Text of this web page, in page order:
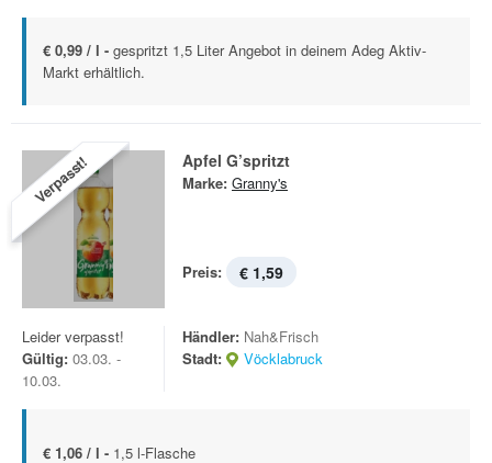
€ 0,99 / l - gespritzt 1,5 Liter Angebot in deinem Adeg Aktiv-
Markt erhältlich.
Verpasst! Apfel G’spritzt
Marke: Granny's
Preis: € 1,59
Leider verpasst!
Gültig: 03.03. -
10.03.
Händler: Nah&Frisch
Stadt:
Vöcklabruck
€ 1,06 / l - 1,5 l-Flasche